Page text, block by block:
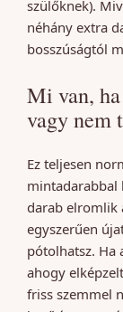
szülőknek).
néhány extra
bosszúságtól
Mi van,
vagy nem
Ez teljesen
mintadarabbal
darab elromlik
egyszerűen
pótolhatsz. Ha
ahogy
friss szemmel